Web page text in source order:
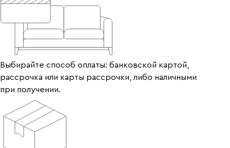
Выбирайте способ оплаты: банковской картой,
рассрочка или карты рассрочки, либо наличными
при получении.